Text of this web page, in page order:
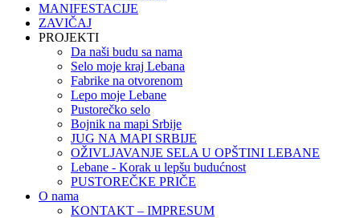
MANIFESTACIJE
ZAVIČAJ
PROJEKTI
Da naši budu sa nama
Selo moje kraj Lebana
Fabrike na otvorenom
Lepo moje Lebane
Pustorečko selo
Bojnik na mapi Srbije
JUG NA MAPI SRBIJE
OŽIVLJAVANJE SELA U OPŠTINI LEBANE
Lebane - Korak u lepšu budućnost
PUSTOREČKE PRIČE
O nama
KONTAKT – IMPRESUM